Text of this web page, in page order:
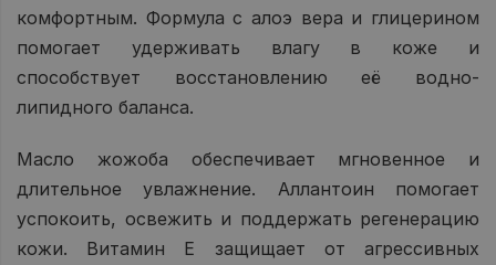
комфортным. Формула с алоэ вера и глицерином
помогает удерживать влагу в коже и
способствует восстановлению её водно-
липидного баланса.
Масло жожоба обеспечивает мгновенное и
длительное увлажнение. Аллантоин помогает
успокоить, освежить и поддержать регенерацию
кожи. Витамин E защищает от агрессивных